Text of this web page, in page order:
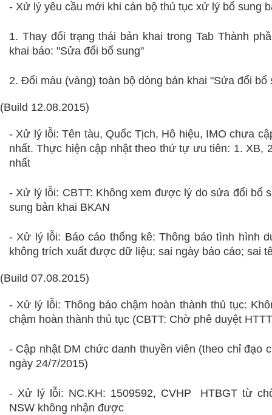
- Xử lý yêu cầu mới khi cán bộ thủ tục xử lý bổ sung
1. Thay đổi trạng thái bản khai trong Tab Thành
khai báo: "Sửa đổi bổ sung"
2. Đổi màu (vàng) toàn bộ dòng bản khai "Sửa đổi bổ
(Build 12.08.2015)
- Xử lý lỗi: Tên tàu, Quốc Tịch, Hô hiệu, IMO chưa
nhất. Thực hiện cập nhật theo thứ tự ưu tiên: 1. XB,
nhất
-Xử lý lỗi: CBTT: Không xem được lý do sửa đổi bổ
sung bản khai BKAN
- Xử lý lỗi: Báo cáo thống kê: Thông báo tình hình
không trích xuất được dữ liệu; sai ngày báo cáo; sai
(Build 07.08.2015)
- Xử lý lỗi: Thông báo chậm hoàn thành thủ tục:
chậm hoàn thành thủ tục (CBTT: Chờ phê duyệt
- Cập nhật DM chức danh thuyền viên (theo chỉ đạo
ngày 24/7/2015)
- Xử lý lỗi: NC.KH: 1509592, CVHP
HTBGT từ
NSW không nhận được